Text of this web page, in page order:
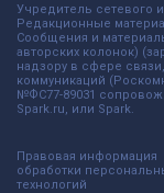
Учредитель сетевого
Редакционные
Сообщения и
авторских колонок)
надзору в сфере
коммуникаций
№ФС77-89031
Spark.ru, или Spark.
Правовая информация
обработки
технологий